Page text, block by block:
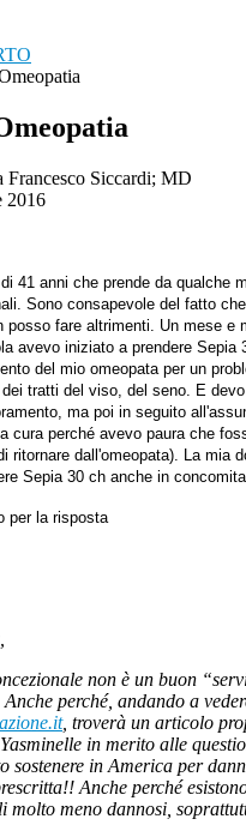
Francesco Siccardi; MD
2016
41 anni che prende da qualche
Sono consapevole del fatto
posso fare altrimenti. Un mese e
avevo iniziato a prendere Sepia
del mio omeopata per un
tratti del viso, del seno. E
ma poi in seguito
cura perché avevo paura che
ritornare dall'omeopata). La mia
Sepia 30 ch anche in
per la risposta
non è un buon
perché, andando a
, troverà un articolo
in merito alle
sostenere in America per
Anche perché
molto meno dannosi,